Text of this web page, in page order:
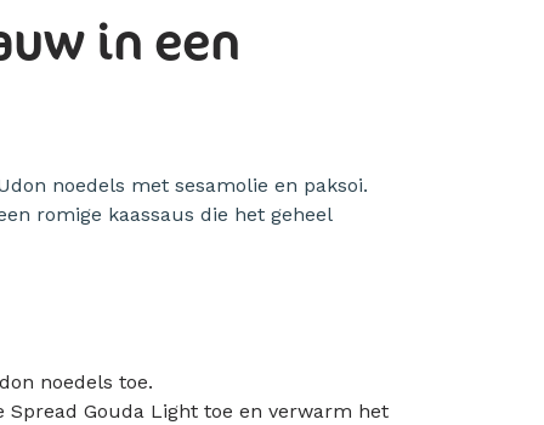
in een
noedels met sesamolie en paksoi.
romige kaassaus die het geheel
noedels toe.
Spread Gouda Light toe en verwarm het